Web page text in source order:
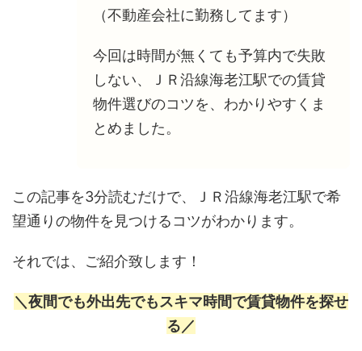
（不動産会社に勤務してます）
今回は時間が無くても予算内で失敗
しない、ＪＲ沿線海老江駅での賃貸
物件選びのコツを、わかりやすくま
とめました。
この記事を3分読むだけで、ＪＲ沿線海老江駅で希
望通りの物件を見つけるコツがわかります。
それでは、ご紹介致します！
＼夜間でも外出先でもスキマ時間で賃貸物件を探せ
る／